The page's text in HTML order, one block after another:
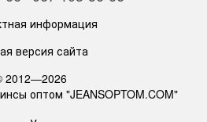
информация
версия сайта
2012—2026
оптом "JEANSOPTOM.COM"